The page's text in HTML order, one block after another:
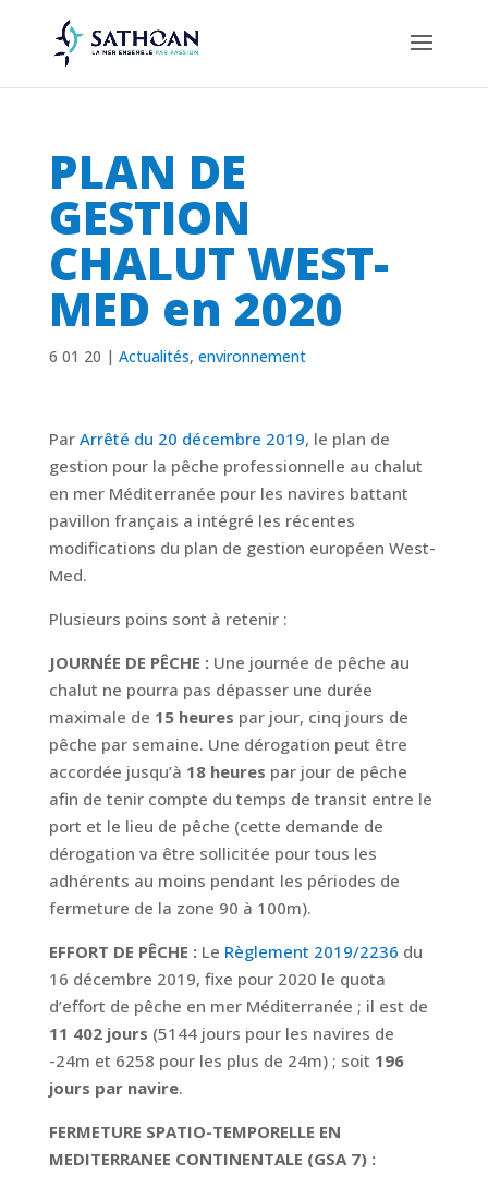
PLAN DE
GESTION
CHALUT WEST-
MED en 2020
6 01 20 | Actualités, environnement
Par Arrêté du 20 décembre 2019, le plan de
gestion pour la pêche professionnelle au chalut
en mer Méditerranée pour les navires battant
pavillon français a intégré les récentes
modifications du plan de gestion européen West-
Med.
Plusieurs poins sont à retenir :
JOURNÉE DE PÊCHE : Une journée de pêche au
chalut ne pourra pas dépasser une durée
maximale de 15 heures par jour, cinq jours de
pêche par semaine. Une dérogation peut être
accordée jusqu’à 18 heures par jour de pêche
afin de tenir compte du temps de transit entre le
port et le lieu de pêche (cette demande de
dérogation va être sollicitée pour tous les
adhérents au moins pendant les périodes de
fermeture de la zone 90 à 100m).
EFFORT DE PÊCHE :Le Règlement 2019/2236 du
16 décembre 2019, fixe pour 2020 le quota
d’effort de pêche en mer Méditerranée ; il est de
11 402 jours (5144 jours pour les navires de
-24m et 6258 pour les plus de 24m) ; soit 196
jours par navire.
FERMETURE SPATIO-TEMPORELLE EN
MEDITERRANEE CONTINENTALE (GSA 7) :